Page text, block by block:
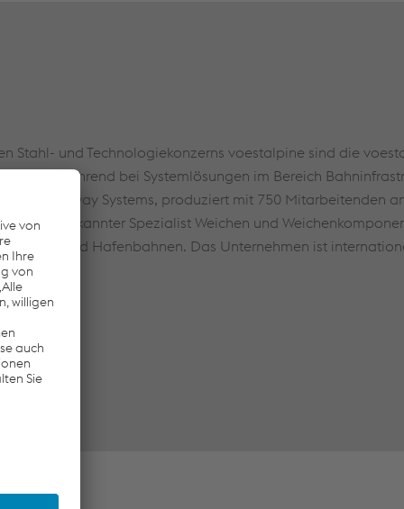
Stahl- und Technologiekonzerns voestalpine sind die
weltweit führend bei Systemlösungen im Bereich
Railway Systems, produziert mit 750 Mitarbeitenden
anerkannter Spezialist Weichen und
und Hafenbahnen. Das Unternehmen ist